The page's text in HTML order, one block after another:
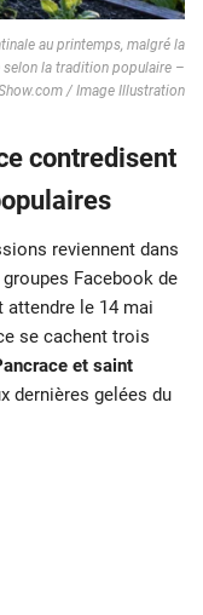
au printemps, malgré la
la tradition populaire –
/ Image Illustration
contredisent
reviennent dans
Facebook de
attendre le 14 mai
se cachent trois
et saint
dernières gelées du